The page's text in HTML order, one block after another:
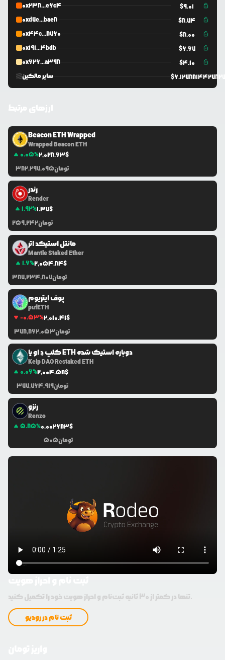
0x238...e6c4 $9.01
0xd7e...bae8
$8.74
0x44c...8760
$8.00
0x191...4bdb
$6.67
0x626...a398
$4.10
سایر مالکین
$
Beacon ETH Wrapped
Wrapped Beacon ETH
0.05%2,028.63$
382,297,095تومان
رندر
Render
1.92%1.37$
259,242تومان
مانتل استیکد اتر
Mantle Staked Ether
1.6%2,054.84$
387,234,807تومان
پوف ایتریوم
pufETH
-0.53%2,010.41$
378,862,053تومان
کلپ دِ او یا ETH دوباره استیک شده
Kelp DAO Restaked ETH
0.06%2,004.58$
377,764,919تومان
رنزو
Renzo
5.85%0.002683$
505تومان
تنها در کمتر از 30 ثانیه ثبت‌نام و احراز هویت خود را تکمیل کنید.
ثبت نام در رودیو